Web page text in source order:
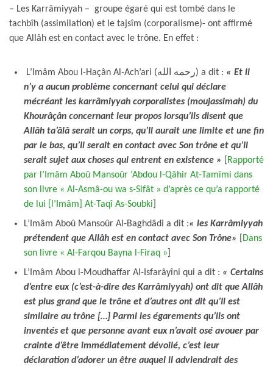
– Les Karrâmiyyah – groupe égaré qui est tombé dans le
tachbîh (assimilation) et le tajsîm (corporalisme)- ont affirmé
que Allâh est en contact avec le trône. En effet :
L’Imâm Abou l-Haçân Al-Ach’ari (رحمه الله) a dit : « Et il
n’y a aucun problème concernant celui qui déclare
mécréant les karrâmiyyah corporalistes (moujassimah) du
Khourâçân concernant leur propos lorsqu’ils disent que
Allâh ta’âlâ serait un corps, qu’Il aurait une limite et une fin
par le bas, qu’Il serait en contact avec Son trône et qu’Il
serait sujet aux choses qui entrent en existence »
Rapporté
par l’Imâm Aboû Mansoûr ‘Abdou l-Qâhir At-Tamîmi dans
son livre « Al-Asmâ-ou wa s-Sifât » d’après ce qu’a rapporté
de lui [l’Imâm] At-Taqî As-Soubki
L’Imâm Aboû Mansoûr Al-Baghdâdi a dit :« les Karrâmiyyah
prétendent que Allâh est en contact avec Son Trône»
Dans
son livre « Al-Farqou Bayna l-Firaq »
L’Imâm Abou l-Moudhaffar Al-Isfarâyîni qui a dit : « Certains
d’entre eux (c’est-à-dire des Karrâmiyyah) ont dit que Allâh
est plus grand que le trône et d’autres ont dit qu’Il est
similaire au trône […] Parmi les égarements qu’ils ont
inventés et que personne avant eux n’avait osé avouer par
crainte d’être immédiatement dévoilé, c’est leur
déclaration d’adorer un être auquel il adviendrait des